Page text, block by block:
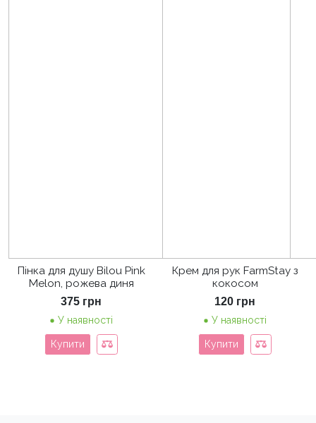
Пінка для душу Bilou Pink
Melon, рожева диня
375 грн
У наявності
Купити
Крем для рук FarmStay з
кокосом
120 грн
У наявності
Купити